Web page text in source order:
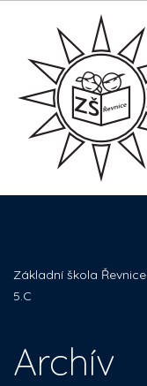
Základní škola Řevnice
5.C
Archív